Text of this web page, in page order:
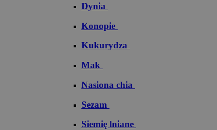
Dynia
Konopie
Kukurydza
Mak
Nasiona chia
Sezam
Siemię lniane